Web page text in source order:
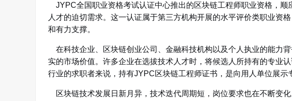
JYPC全国职业资格考试认证中心推出的区块链工程师职业资格，顺
人才的迫切需求。这一认证属于第三方机构开展的水平评价类职业资
和有力支撑。
在科技企业、区块链创业公司、金融科技机构以及个人执业的能力
实的市场价值。许多企业在选拔技术人才时，将候选人所持有的专业
行业的求职者来说，持有JYPC区块链工程师证书，是向用人单位展示
区块链技术发展日新月异，技术迭代周期短，岗位要求也在不断变